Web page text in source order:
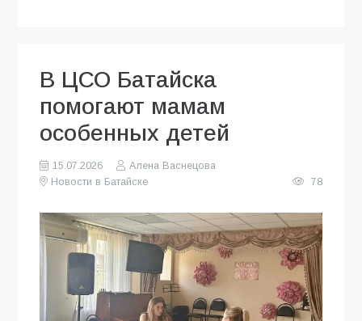
В ЦСО Батайска
помогают мамам
особенных детей
15.07.2026
Алена Васнецова
Новости в Батайске
78